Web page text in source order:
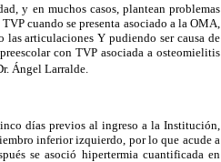
y en muchos casos, plantean problemas
cuando se presenta asociado a la OMA,
articulaciones Y pudiendo ser causa de
con TVP asociada a osteomielitis
Ángel Larralde.
días previos al ingreso a la Institución,
inferior izquierdo, por lo que acude a
se asoció hipertermia cuantificada en